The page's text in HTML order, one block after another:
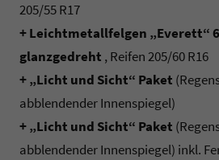
205/55 R17
+ Leichtmetallfelgen „Everett“
glanzgedreht , Reifen 205/60 R16
+ „Licht und Sicht“ Paket
abblendender Innenspiegel)
+ „Licht und Sicht“ Paket
abblendender Innenspiegel) inkl.